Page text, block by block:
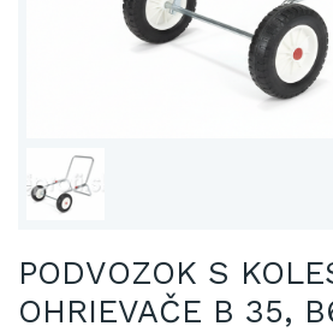
PODVOZOK S
OHRIEVAČE B 35,